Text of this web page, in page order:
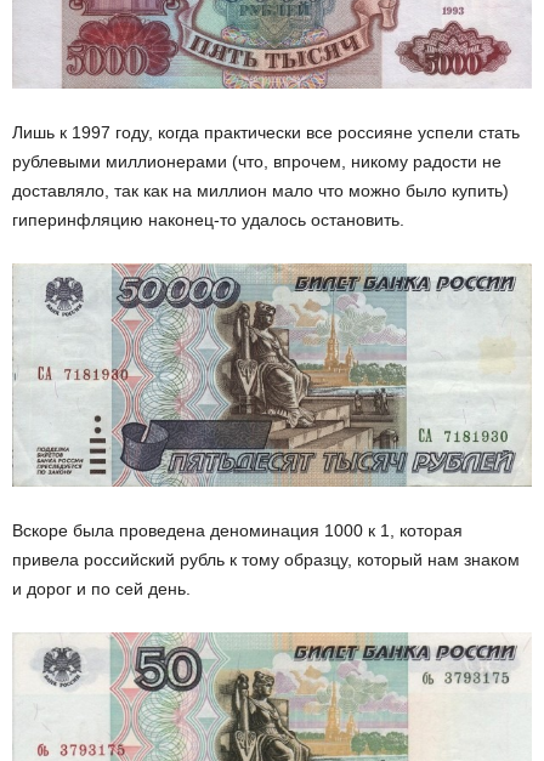
Лишь к 1997 году, когда практически все россияне успели стать
рублевыми миллионерами (что, впрочем, никому радости не
доставляло, так как на миллион мало что можно было купить)
гиперинфляцию наконец-то удалось остановить.
Вскоре была проведена деноминация 1000 к 1, которая
привела российский рубль к тому образцу, который нам знаком
и дорог и по сей день.